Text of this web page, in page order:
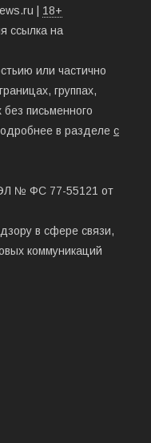
| 18+
ссылка на
или частично
группах,
письменного
в разделе с
№ ФС 77-55121 от
в сфере связи,
коммуникаций